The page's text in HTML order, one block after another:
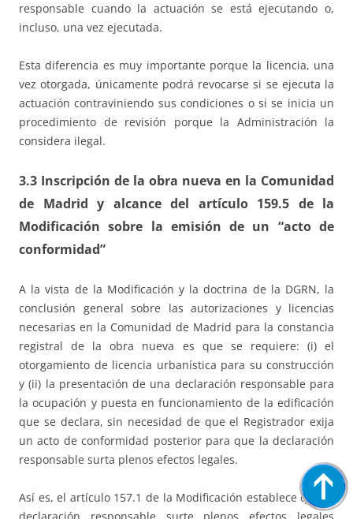
responsable cuando la actuación se está ejecutando o,
incluso, una vez ejecutada.
Esta diferencia es muy importante porque la licencia, una
vez otorgada, únicamente podrá revocarse si se ejecuta la
actuación contraviniendo sus condiciones o si se inicia un
procedimiento de revisión porque la Administración la
considera ilegal.
3.3 Inscripción de la obra nueva en la Comunidad
de Madrid y alcance del artículo 159.5 de la
Modificación sobre la emisión de un “acto de
conformidad”
A la vista de la Modificación y la doctrina de la DGRN, la
conclusión general sobre las autorizaciones y licencias
necesarias en la Comunidad de Madrid para la constancia
registral de la obra nueva es que se requiere: (i) el
otorgamiento de licencia urbanística para su construcción
y (ii) la presentación de una declaración responsable para
la ocupación y puesta en funcionamiento de la edificación
que se declara, sin necesidad de que el Registrador exija
un acto de conformidad posterior para que la declaración
responsable surta plenos efectos legales.
Así es, el artículo 157.1 de la Modificación establece que la